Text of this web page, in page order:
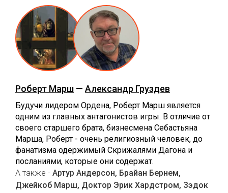
Роберт Марш — Александр Груздев
Будучи лидером Ордена, Роберт Марш является
одним из главных антагонистов игры. В отличие от
своего старшего брата, бизнесмена Себастьяна
Марша, Роберт - очень религиозный человек, до
фанатизма одержимый Скрижалями Дагона и
посланиями, которые они содержат.
А также - Артур Андерсон, Брайан Бернем,
Джейкоб Марш, Доктор Эрик Хардстром, Зэдок